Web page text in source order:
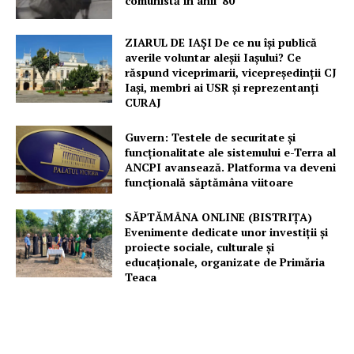
ZIARUL DE IAȘI De ce nu își publică
averile voluntar aleșii Iașului? Ce
răspund viceprimarii, vicepreședinții CJ
Iași, membri ai USR și reprezentanți
CURAJ
Guvern: Testele de securitate și
funcționalitate ale sistemului e-Terra al
ANCPI avansează. Platforma va deveni
funcțională săptămâna viitoare
SĂPTĂMÂNA ONLINE (BISTRIȚA)
Evenimente dedicate unor investiții și
proiecte sociale, culturale și
educaționale, organizate de Primăria
Teaca